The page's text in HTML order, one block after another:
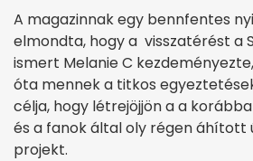
A magazinnak egy bennfentes
elmondta, hogy a visszatérést a
ismert Melanie C
óta mennek a titkos
célja, hogy létrejöjjön a a
és a fanok által oly régen áhított
projekt.